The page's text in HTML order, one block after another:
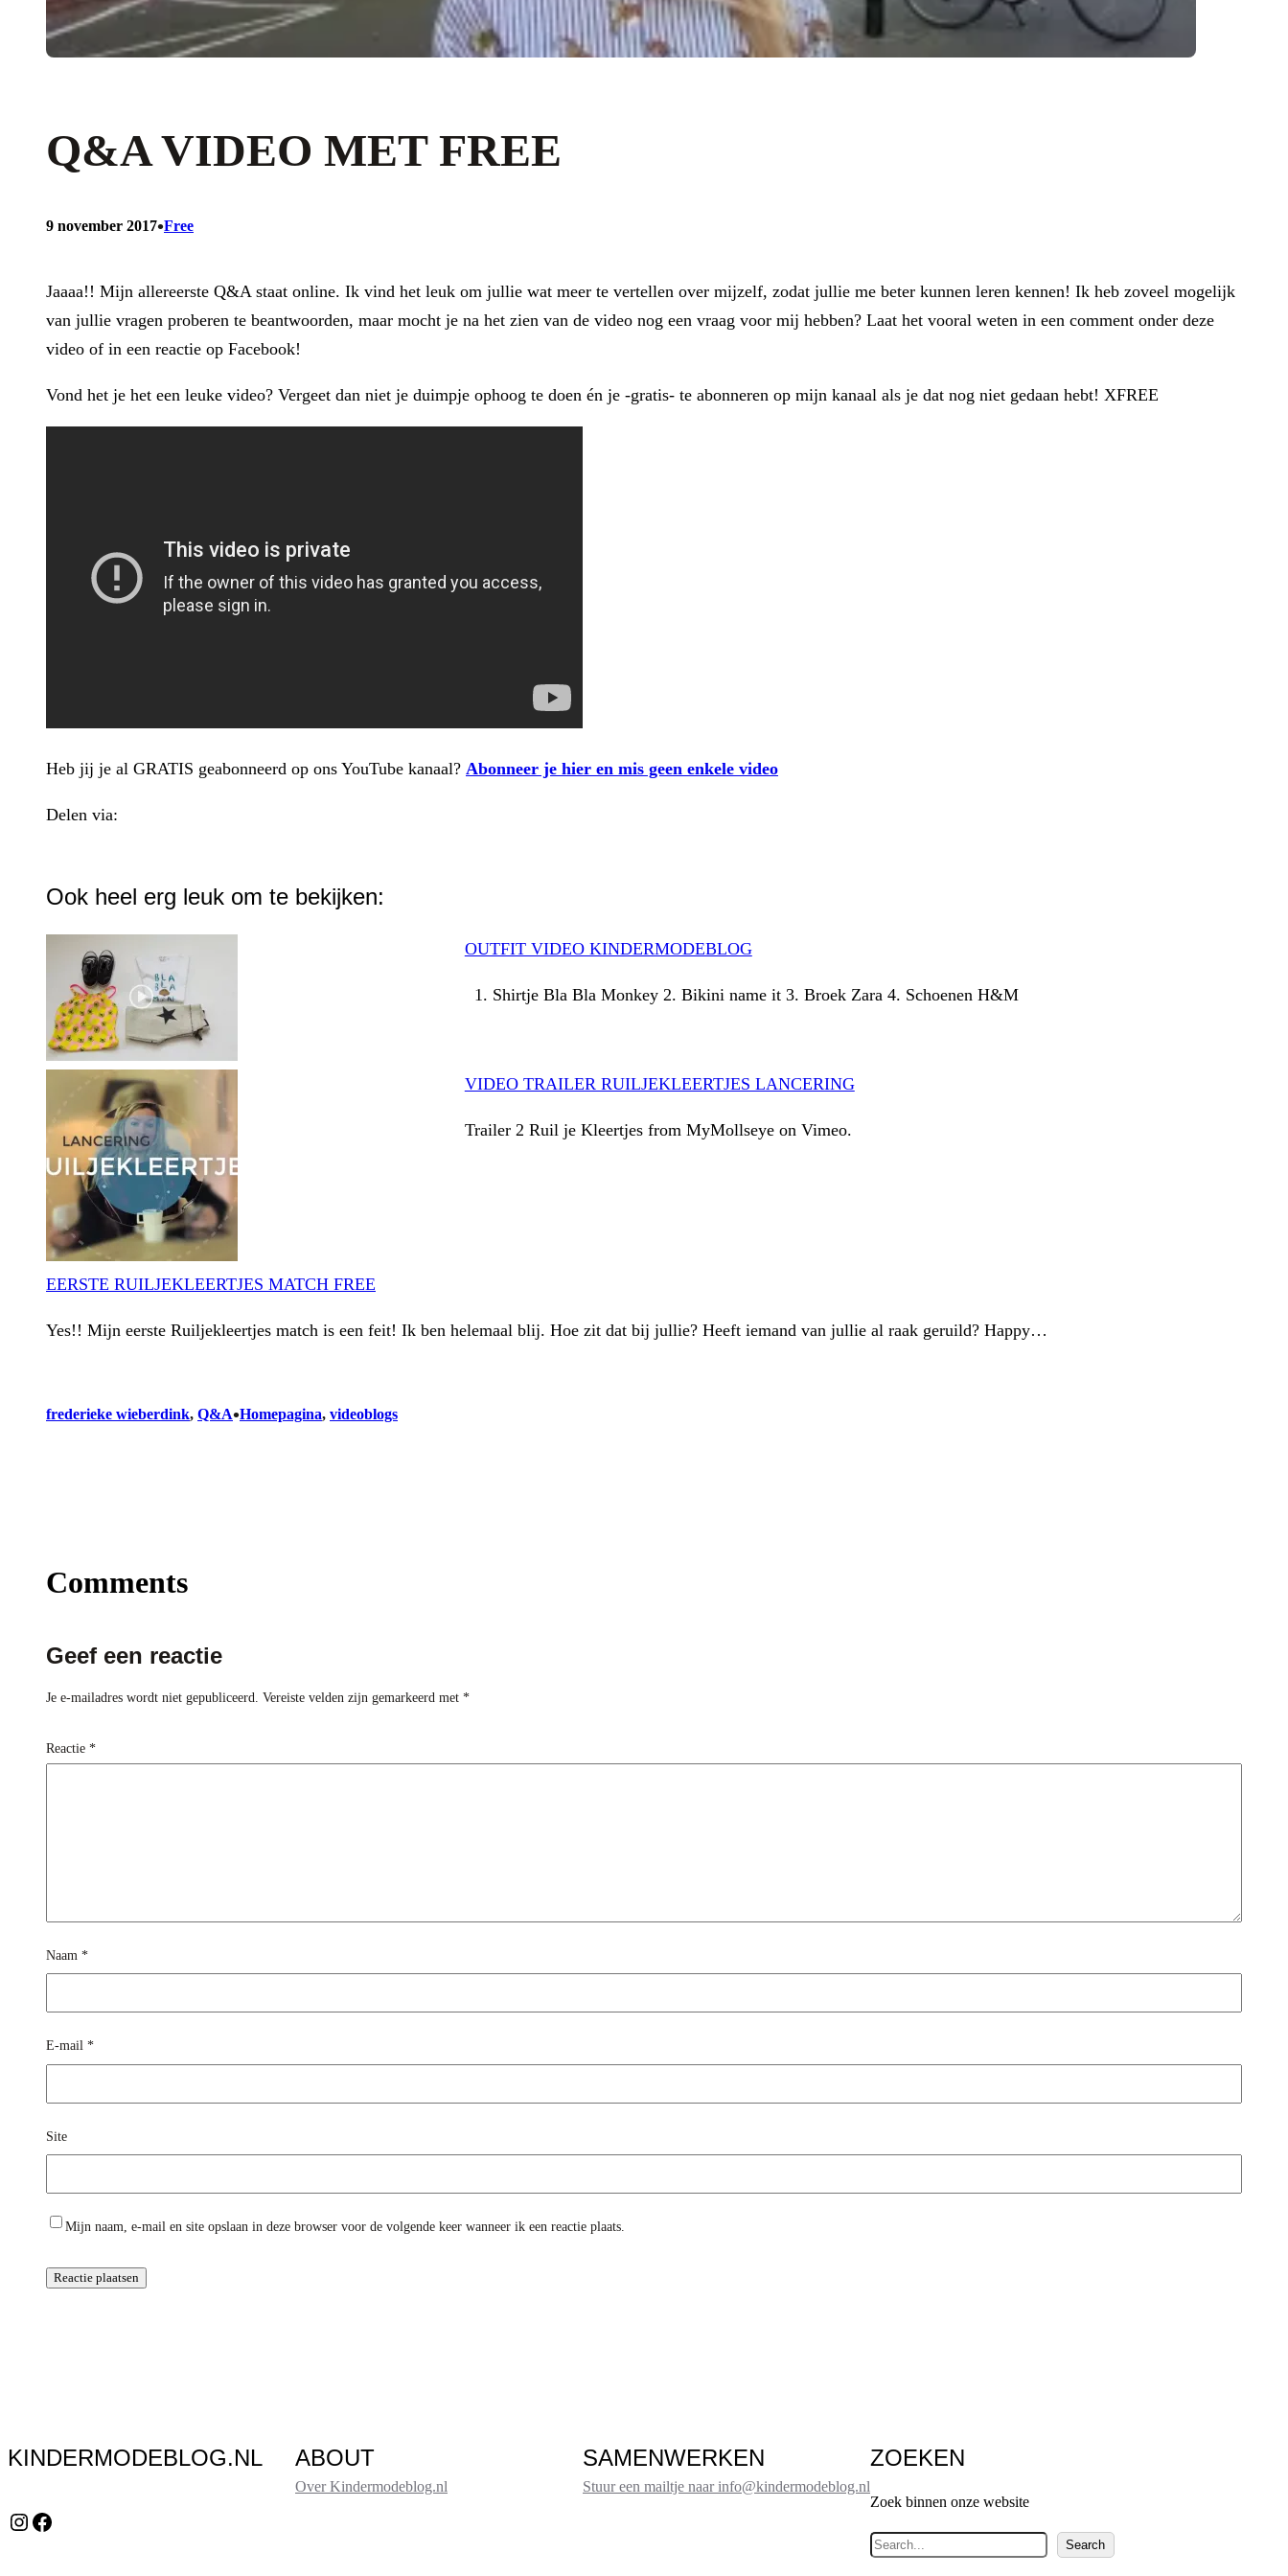
Q&A VIDEO MET FREE
9 november 2017•Free
Jaaaa!! Mijn allereerste Q&A staat online. Ik vind het leuk om jullie wat meer te vertellen over mijzelf, zodat jullie me beter kunnen leren kennen! Ik heb zoveel mogelijk
van jullie vragen proberen te beantwoorden, maar mocht je na het zien van de video nog een vraag voor mij hebben? Laat het vooral weten in een comment onder deze
video of in een reactie op Facebook!
Vond het je het een leuke video? Vergeet dan niet je duimpje ophoog te doen én je -gratis- te abonneren op mijn kanaal als je dat nog niet gedaan hebt! XFREE
Heb jij je al GRATIS geabonneerd op ons YouTube kanaal? Abonneer je hier en mis geen enkele video
Delen via:
Ook heel erg leuk om te bekijken:
OUTFIT VIDEO KINDERMODEBLOG
1. Shirtje Bla Bla Monkey 2. Bikini name it 3. Broek Zara 4. Schoenen H&M
VIDEO TRAILER RUILJEKLEERTJES LANCERING
Trailer 2 Ruil je Kleertjes from MyMollseye on Vimeo.
EERSTE RUILJEKLEERTJES MATCH FREE
Yes!! Mijn eerste Ruiljekleertjes match is een feit! Ik ben helemaal blij. Hoe zit dat bij jullie? Heeft iemand van jullie al raak geruild? Happy…
frederieke wieberdink, Q&A•Homepagina, videoblogs
Comments
Geef een reactie
Je e-mailadres wordt niet gepubliceerd. Vereiste velden zijn gemarkeerd met *
Reactie *
Naam *
E-mail *
Site
Mijn naam, e-mail en site opslaan in deze browser voor de volgende keer wanneer ik een reactie plaats.
KINDERMODEBLOG.NL
Instagram Facebook
ABOUT
Over Kindermodeblog.nl
SAMENWERKEN
Stuur een mailtje naar info@kindermodeblog.nl
ZOEKEN
Zoek binnen onze website
Z
Search